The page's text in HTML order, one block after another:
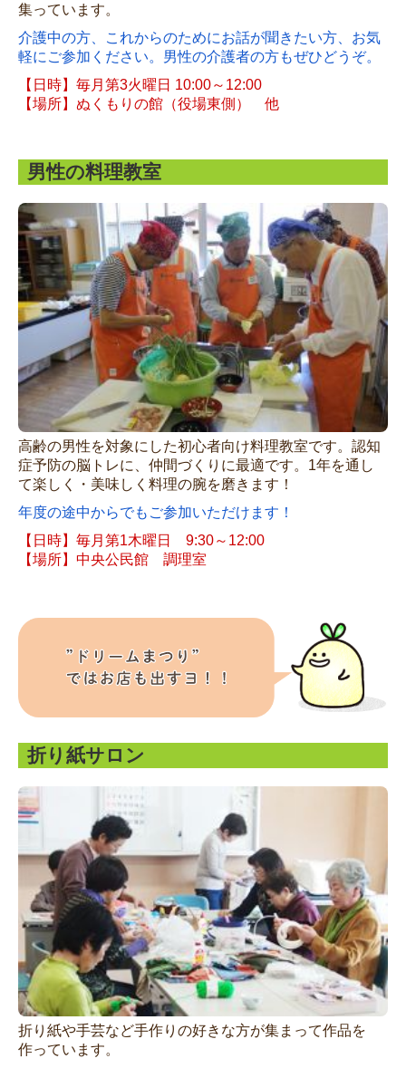
集っています。
介護中の方、これからのためにお話が聞きたい方、お気
軽にご参加ください。男性の介護者の方もぜひどうぞ。
【日時】毎月第3火曜日 10:00～12:00
【場所】ぬくもりの館（役場東側） 他
男性の料理教室
高齢の男性を対象にした初心者向け料理教室です。認知
症予防の脳トレに、仲間づくりに最適です。1年を通し
て楽しく・美味しく料理の腕を磨きます！
年度の途中からでもご参加いただけます！
【日時】毎月第1木曜日 9:30～12:00
【場所】中央公民館 調理室
折り紙サロン
折り紙や手芸など手作りの好きな方が集まって作品を
作っています。